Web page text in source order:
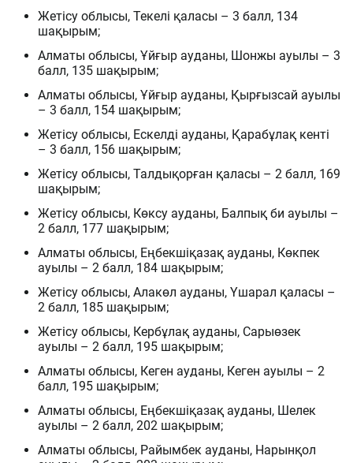
Жетісу облысы, Текелі қаласы – 3 балл, 134
шақырым;
Алматы облысы, Ұйғыр ауданы, Шонжы ауылы – 3
балл, 135 шақырым;
Алматы облысы, Ұйғыр ауданы, Қырғызсай ауылы
– 3 балл, 154 шақырым;
Жетісу облысы, Ескелді ауданы, Қарабұлақ кенті
– 3 балл, 156 шақырым;
Жетісу облысы, Талдықорған қаласы – 2 балл, 169
шақырым;
Жетісу облысы, Көксу ауданы, Балпық би ауылы –
2 балл, 177 шақырым;
Алматы облысы, Еңбекшіқазақ ауданы, Көкпек
ауылы – 2 балл, 184 шақырым;
Жетісу облысы, Алакөл ауданы, Үшарал қаласы –
2 балл, 185 шақырым;
Жетісу облысы, Кербұлақ ауданы, Сарыөзек
ауылы – 2 балл, 195 шақырым;
Алматы облысы, Кеген ауданы, Кеген ауылы – 2
балл, 195 шақырым;
Алматы облысы, Еңбекшіқазақ ауданы, Шелек
ауылы – 2 балл, 202 шақырым;
Алматы облысы, Райымбек ауданы, Нарынқол